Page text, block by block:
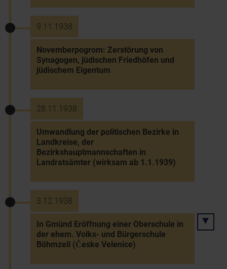
9.11.1938
Novemberpogrom: Zerstörung von
Synagogen, jüdischen Friedhöfen und
jüdischem Eigentum
28.11.1938
Umwandlung der politischen Bezirke in
Landkreise, der
Bezirkshauptmannschaften in
Landratsämter (wirksam ab 1.1.1939)
3.12.1938
In Gmünd Eröffnung einer Oberschule in
der ehem. Volks- und Bürgerschule
Böhmzeil (Česke Velenice)